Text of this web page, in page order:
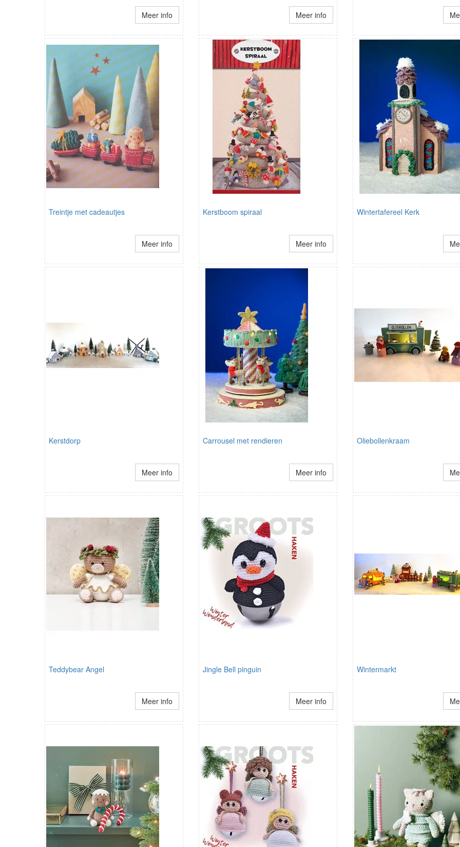
Meer info Meer info
Treintje met cadeautjes
Meer info
Kerstboom spiraal
Meer info
Wintertafereel Kerk
Kerstdorp
Meer info
Carrousel met rendieren
Meer info
Oliebollenkraam
Teddybear Angel
Meer info
Jingle Bell pinguin
Meer info
Wintermarkt